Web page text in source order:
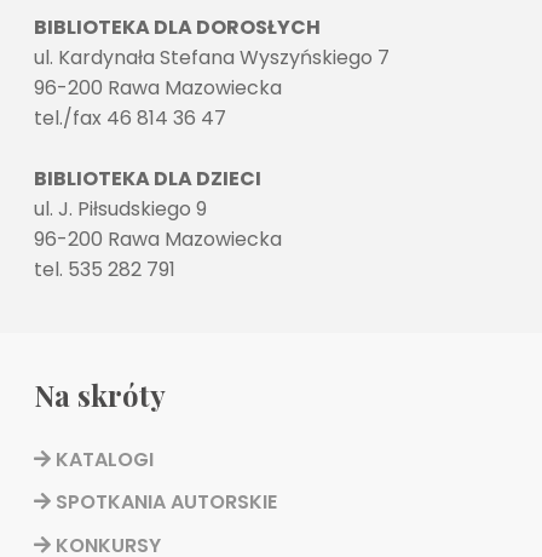
BIBLIOTEKA DLA DOROSŁYCH
ul. Kardynała Stefana Wyszyńskiego 7
96-200 Rawa Mazowiecka
tel./fax 46 814 36 47
BIBLIOTEKA DLA DZIECI
ul. J. Piłsudskiego 9
96-200 Rawa Mazowiecka
tel. 535 282 791
Na skróty
KATALOGI
SPOTKANIA AUTORSKIE
KONKURSY